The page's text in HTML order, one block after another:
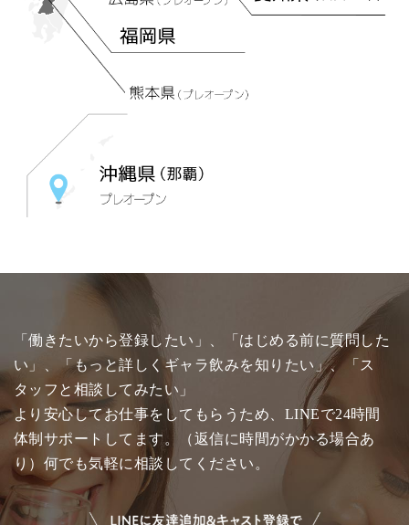
「働きたいから登録したい」、「はじめる前に質問した
い」、「もっと詳しくギャラ飲みを知りたい」、「ス
タッフと相談してみたい」
より安心してお仕事をしてもらうため、LINEで24時間
体制サポートしてます。（返信に時間がかかる場合あ
り）何でも気軽に相談してください。